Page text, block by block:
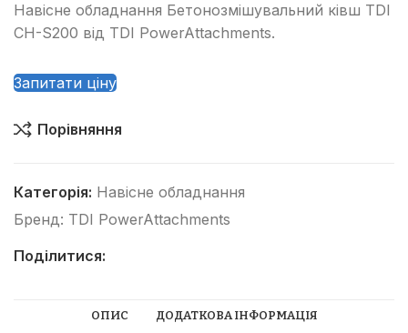
Навісне обладнання Бетонозмішувальний ківш TDI
CH-S200 від TDI PowerAttachments.
Запитати ціну
Порівняння
Категорія: Навісне обладнання
Бренд: TDI PowerAttachments
Поділитися:
ОПИС ДОДАТКОВА ІНФОРМАЦІЯ